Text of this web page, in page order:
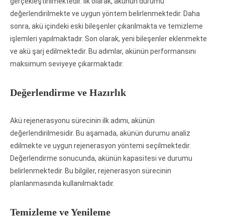
değerlendirilmekte ve uygun yöntem belirlenmektedir. Daha
sonra, akü içindeki eski bileşenler çıkarılmakta ve temizleme
işlemleri yapılmaktadır. Son olarak, yeni bileşenler eklenmekte
ve akü şarj edilmektedir. Bu adımlar, akünün performansını
maksimum seviyeye çıkarmaktadır.
Değerlendirme ve Hazırlık
Akü rejenerasyonu sürecinin ilk adımı, akünün
değerlendirilmesidir. Bu aşamada, akünün durumu analiz
edilmekte ve uygun rejenerasyon yöntemi seçilmektedir.
Değerlendirme sonucunda, akünün kapasitesi ve durumu
belirlenmektedir. Bu bilgiler, rejenerasyon sürecinin
planlanmasında kullanılmaktadır.
Temizleme ve Yenileme